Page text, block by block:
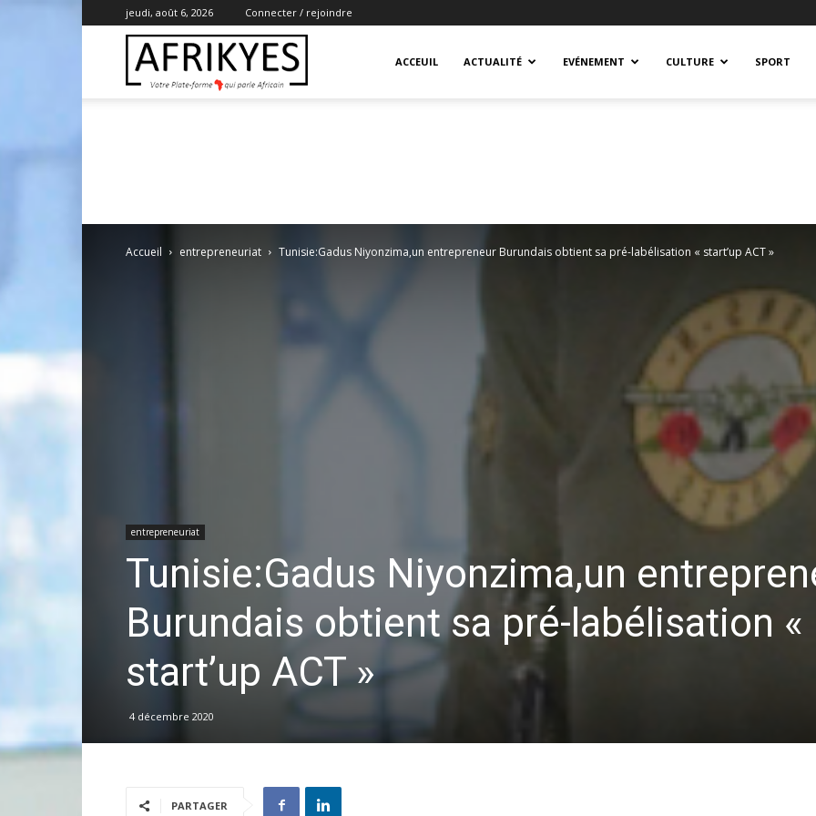
jeudi, août 6, 2026 Connecter / rejoindre
ACCEUIL ACTUALITÉ EVÉNEMENT CULTURE SPORT
Accueil entrepreneuriat Tunisie:Gadus Niyonzima,un entrepreneur Burundais obtient sa pré-labélisation « start’up ACT »
entrepreneuriat
Tunisie:Gadus Niyonzima,un
Burundais obtient sa pré-labélisation «
start’up ACT »
4 décembre 2020
PARTAGER